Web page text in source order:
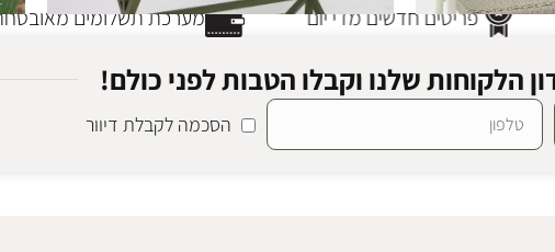
מערכת תשלומים מאובטחת פריטים חדשים מדי יום
הלקוחות שלנו וקבלו הטבות לפני כולם!
הסכמה לקבלת דיוור